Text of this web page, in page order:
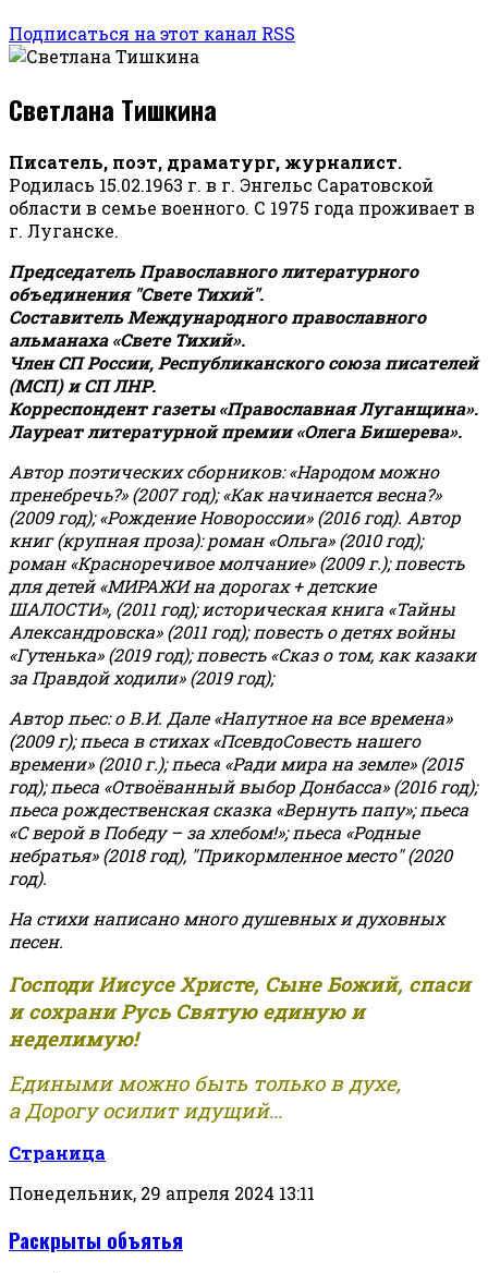
Подписаться на этот канал RSS
Светлана Тишкина
Писатель, поэт, драматург, журналист.
Родилась 15.02.1963 г. в г. Энгельс Саратовской
области в семье военного. С 1975 года проживает в
г. Луганске.
Председатель Православного литературного
объединения "Свете Тихий".
Составитель Международного православного
альманаха «Свете Тихий».
Член СП России, Республиканского союза писателей
(МСП) и СП ЛНР.
Корреспондент газеты «Православная Луганщина».
Лауреат литературной премии «Олега Бишерева».
Автор поэтических сборников: «Народом можно
пренебречь?» (2007 год); «Как начинается весна?»
(2009 год); «Рождение Новороссии» (2016 год). Автор
книг (крупная проза): роман «Ольга» (2010 год);
роман «Красноречивое молчание» (2009 г.); повесть
для детей «МИРАЖИ на дорогах + детские
ШАЛОСТИ», (2011 год); историческая книга «Тайны
Александровска» (2011 год); повесть о детях войны
«Гутенька» (2019 год); повесть «Сказ о том, как казаки
за Правдой ходили» (2019 год);
Автор пьес: о В.И. Дале «Напутное на все времена»
(2009 г); пьеса в стихах «ПсевдоСовесть нашего
времени» (2010 г.); пьеса «Ради мира на земле» (2015
год); пьеса «Отвоёванный выбор Донбасса» (2016 год);
пьеса рождественская сказка «Вернуть папу»; пьеса
«С верой в Победу – за хлебом!»;пьеса «Родные
небратья» (2018 год), "Прикормленное место" (2020
год).
На стихи написано много душевных и духовных
песен.
Господи Иисусе Христе, Сыне Божий, спаси
и сохрани Русь Святую единую и
неделимую!
Едиными можно быть только в духе,
а Дорогу осилит идущий...
Страница
Понедельник, 29 апреля 2024 13:11
Раскрыты объятья